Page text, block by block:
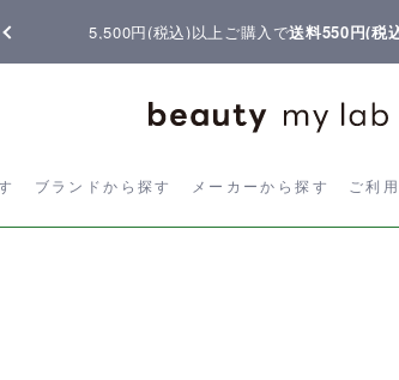
5,500円(税込)以上ご購入で送料550円(税
ブランドから探す メーカーから探す ご利
す ブランドから探す メーカーから探す ご